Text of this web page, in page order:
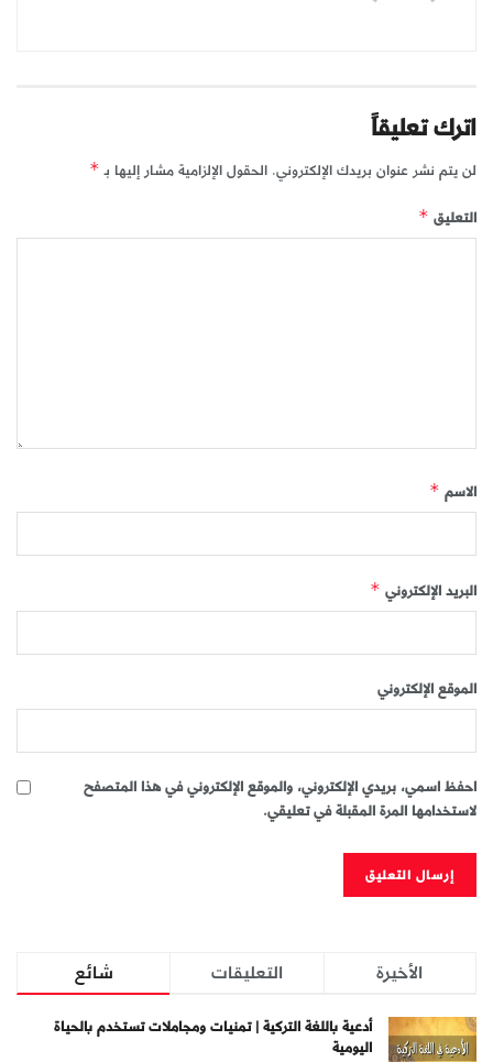
اترك تعليقاً
لن يتم نشر عنوان بريدك الإلكتروني. الحقول الإلزامية مشار إليها بـ *
التعليق *
الاسم *
البريد الإلكتروني *
الموقع الإلكتروني
احفظ اسمي، بريدي الإلكتروني، والموقع الإلكتروني في هذا المتصفح
لاستخدامها المرة المقبلة في تعليقي.
شائع التعليقات الأخيرة
أدعية باللغة التركية | تمنيات ومجاملات تستخدم بالحياة
اليومية